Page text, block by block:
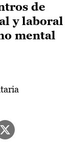
de
y laboral
mental